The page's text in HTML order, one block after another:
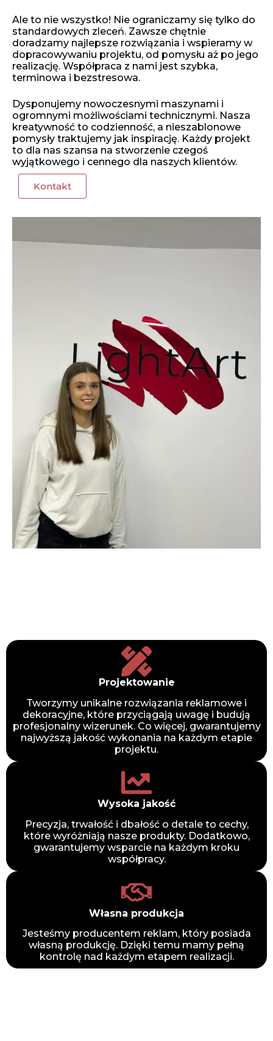
Ale to nie wszystko! Nie ograniczamy się tylko do
standardowych zleceń. Zawsze chętnie
doradzamy najlepsze rozwiązania i wspieramy w
dopracowywaniu projektu, od pomysłu aż po jego
realizację. Współpraca z nami jest szybka,
terminowa i bezstresowa.
Dysponujemy nowoczesnymi maszynami i
ogromnymi możliwościami technicznymi. Nasza
kreatywność to codzienność, a nieszablonowe
pomysły traktujemy jak inspirację. Każdy projekt
to dla nas szansa na stworzenie czegoś
wyjątkowego i cennego dla naszych klientów.
Kontakt
Projektowanie
Tworzymy unikalne rozwiązania reklamowe i
dekoracyjne, które przyciągają uwagę i budują
profesjonalny wizerunek. Co więcej, gwarantujemy
najwyższą jakość wykonania na każdym etapie
projektu.
Wysoka jakość
Precyzja, trwałość i dbałość o detale to cechy,
które wyróżniają nasze produkty. Dodatkowo,
gwarantujemy wsparcie na każdym kroku
współpracy.
Własna produkcja
Jesteśmy producentem reklam, który posiada
własną produkcję. Dzięki temu mamy pełną
kontrolę nad każdym etapem realizacji.